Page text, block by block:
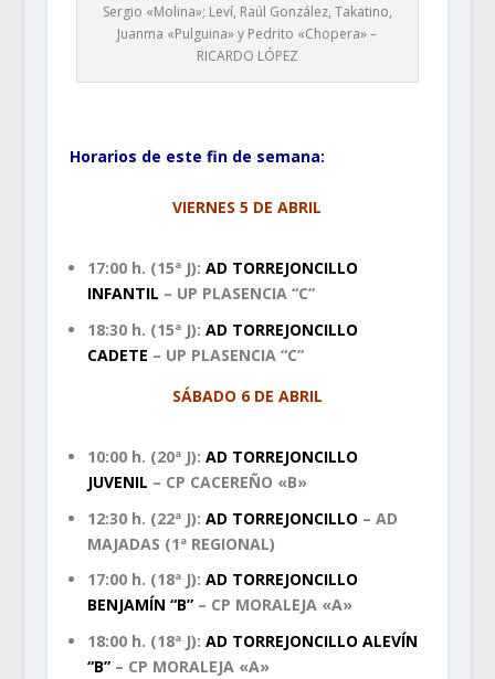
Sergio «Molina»; Leví, Raúl González, Takatino,
Juanma «Pulguina» y Pedrito «Chopera» –
RICARDO LÓPEZ
Horarios de este fin de semana:
VIERNES 5 DE ABRIL
17:00 h. (15ª J): AD TORREJONCILLO
INFANTIL – UP PLASENCIA “C”
18:30 h. (15ª J): AD TORREJONCILLO
CADETE – UP PLASENCIA “C”
SÁBADO 6 DE ABRIL
10:00 h. (20ª J): AD TORREJONCILLO
JUVENIL – CP CACEREÑO «B»
12:30 h. (22ª J): AD TORREJONCILLO – AD
MAJADAS (1ª REGIONAL)
17:00 h. (18ª J): AD TORREJONCILLO
BENJAMÍN “B”– CP MORALEJA «A»
18:00 h. (18ª J): AD TORREJONCILLO ALEVÍN
“B”– CP MORALEJA «A»